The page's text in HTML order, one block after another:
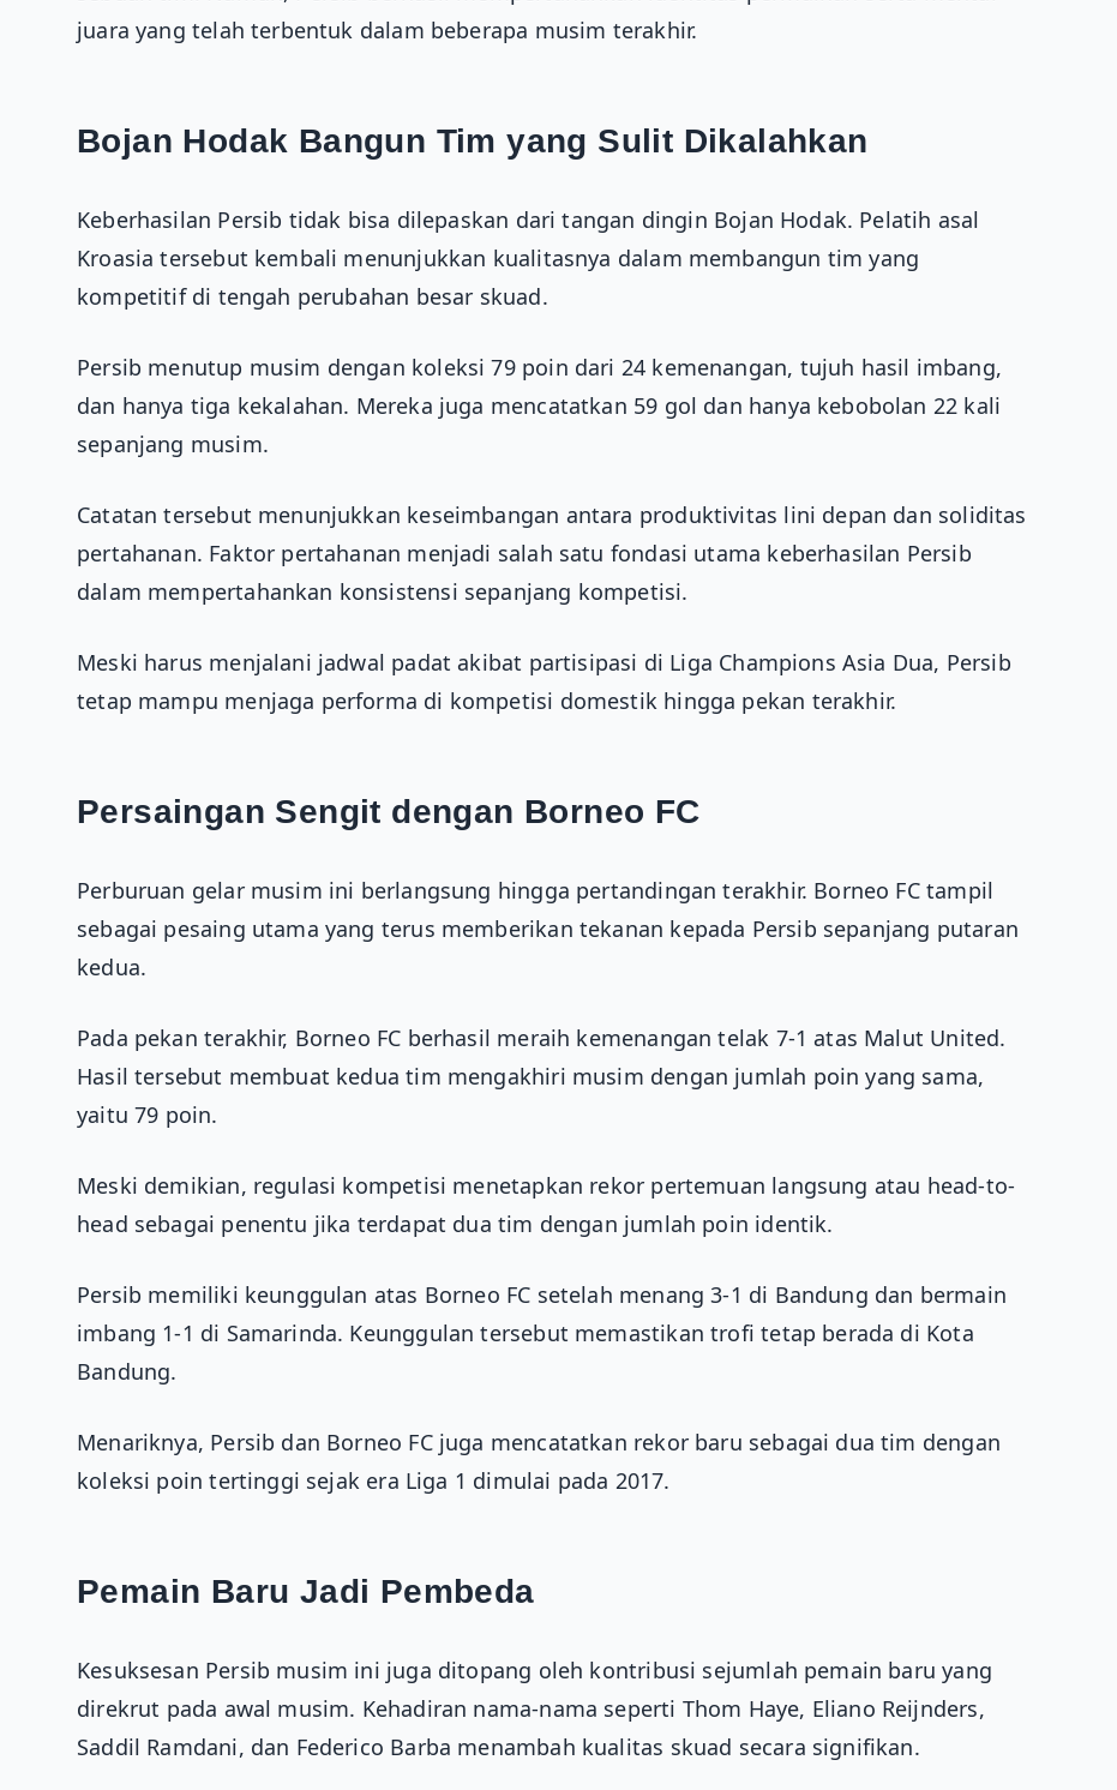
juara yang telah terbentuk dalam beberapa musim terakhir.
Bojan Hodak Bangun Tim yang Sulit Dikalahkan
Keberhasilan Persib tidak bisa dilepaskan dari tangan dingin Bojan Hodak. Pelatih asal
Kroasia tersebut kembali menunjukkan kualitasnya dalam membangun tim yang
kompetitif di tengah perubahan besar skuad.
Persib menutup musim dengan koleksi 79 poin dari 24 kemenangan, tujuh hasil imbang,
dan hanya tiga kekalahan. Mereka juga mencatatkan 59 gol dan hanya kebobolan 22 kali
sepanjang musim.
Catatan tersebut menunjukkan keseimbangan antara produktivitas lini depan dan soliditas
pertahanan. Faktor pertahanan menjadi salah satu fondasi utama keberhasilan Persib
dalam mempertahankan konsistensi sepanjang kompetisi.
Meski harus menjalani jadwal padat akibat partisipasi di Liga Champions Asia Dua, Persib
tetap mampu menjaga performa di kompetisi domestik hingga pekan terakhir.
Persaingan Sengit dengan Borneo FC
Perburuan gelar musim ini berlangsung hingga pertandingan terakhir. Borneo FC tampil
sebagai pesaing utama yang terus memberikan tekanan kepada Persib sepanjang putaran
kedua.
Pada pekan terakhir, Borneo FC berhasil meraih kemenangan telak 7-1 atas Malut United.
Hasil tersebut membuat kedua tim mengakhiri musim dengan jumlah poin yang sama,
yaitu 79 poin.
Meski demikian, regulasi kompetisi menetapkan rekor pertemuan langsung atau head-to-
head sebagai penentu jika terdapat dua tim dengan jumlah poin identik.
Persib memiliki keunggulan atas Borneo FC setelah menang 3-1 di Bandung dan bermain
imbang 1-1 di Samarinda. Keunggulan tersebut memastikan trofi tetap berada di Kota
Bandung.
Menariknya, Persib dan Borneo FC juga mencatatkan rekor baru sebagai dua tim dengan
koleksi poin tertinggi sejak era Liga 1 dimulai pada 2017.
Pemain Baru Jadi Pembeda
Kesuksesan Persib musim ini juga ditopang oleh kontribusi sejumlah pemain baru yang
direkrut pada awal musim. Kehadiran nama-nama seperti Thom Haye, Eliano Reijnders,
Saddil Ramdani, dan Federico Barba menambah kualitas skuad secara signifikan.